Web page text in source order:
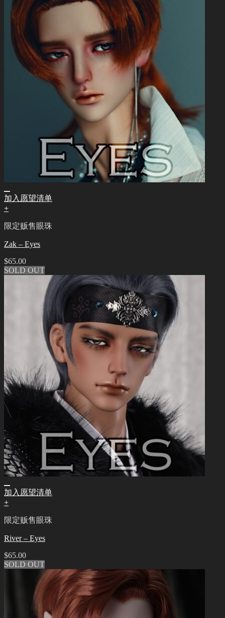
加入愿望清单
+
限定贩售眼珠
Zak – Eyes
$65.00
SOLD OUT
加入愿望清单
+
限定贩售眼珠
River – Eyes
$65.00
SOLD OUT